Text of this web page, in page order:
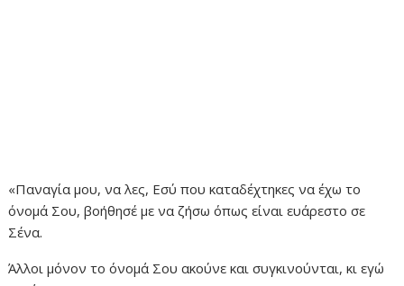
«Παναγία μου, να λες, Εσύ που καταδέχτηκες να έχω το
όνομά Σου, βοήθησέ με να ζήσω όπως είναι ευάρεστο σε
Σένα.
Άλλοι μόνον το όνομά Σου ακούνε και συγκινούνται, κι εγώ